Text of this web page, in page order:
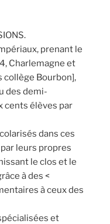
prenant le
Charlemagne et
collège Bourbon],
des demi-
cents élèves par
dans ces
leurs propres
le clos et le
à des <
à ceux des
et